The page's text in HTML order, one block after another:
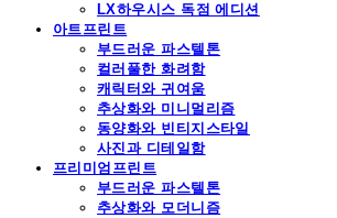
LX하우시스 독점 에디션
아트프린트
부드러운 파스텔톤
컬러풀한 화려함
캐릭터와 귀여움
추상화와 미니멀리즘
동양화와 빈티지스타일
사진과 디테일함
프리미엄프린트
부드러운 파스텔톤
추상화와 모더니즘